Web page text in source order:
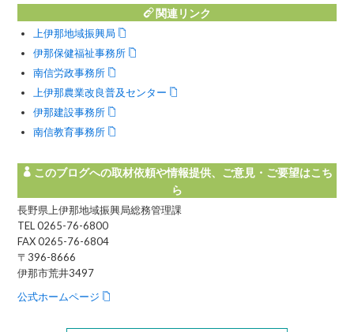
関連リンク
上伊那地域振興局
伊那保健福祉事務所
南信労政事務所
上伊那農業改良普及センター
伊那建設事務所
南信教育事務所
このブログへの取材依頼や情報提供、ご意見・ご要望はこち
ら
長野県上伊那地域振興局総務管理課
TEL 0265-76-6800
FAX 0265-76-6804
〒396-8666
伊那市荒井3497
公式ホームページ